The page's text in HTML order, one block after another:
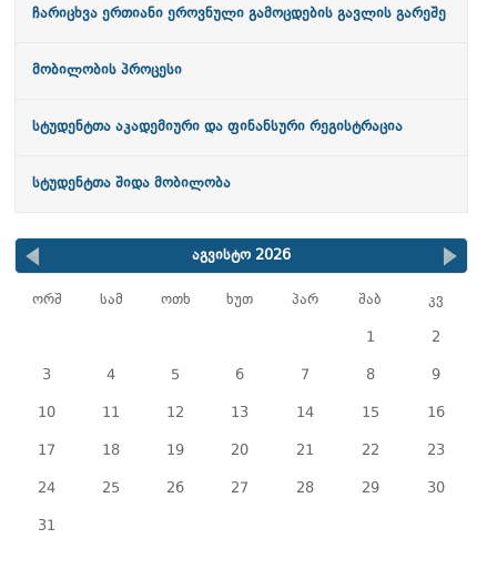
ჩარიცხვა ერთიანი ეროვნული გამოცდების გავლის გარეშე
მობილობის პროცესი
სტუდენტთა აკადემიური და ფინანსური რეგისტრაცია
სტუდენტთა შიდა მობილობა
აგვისტო 2026
ორშ სამ ოთხ ხუთ პარ შაბ კვ
1 2
3 4 5 6 7 8 9
10 11 12 13 14 15 16
17 18 19 20 21 22 23
24 25 26 27 28 29 30
31